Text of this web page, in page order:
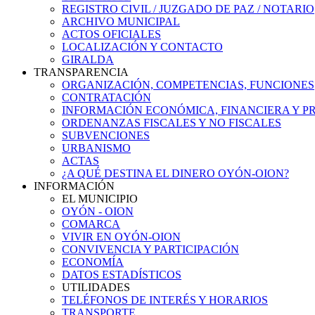
REGISTRO CIVIL / JUZGADO DE PAZ / NOTARIO
ARCHIVO MUNICIPAL
ACTOS OFICIALES
LOCALIZACIÓN Y CONTACTO
GIRALDA
TRANSPARENCIA
ORGANIZACIÓN, COMPETENCIAS, FUNCIONES
CONTRATACIÓN
INFORMACIÓN ECONÓMICA, FINANCIERA Y
ORDENANZAS FISCALES Y NO FISCALES
SUBVENCIONES
URBANISMO
ACTAS
¿A QUÉ DESTINA EL DINERO OYÓN-OION?
INFORMACIÓN
EL MUNICIPIO
OYÓN - OION
COMARCA
VIVIR EN OYÓN-OION
CONVIVENCIA Y PARTICIPACIÓN
ECONOMÍA
DATOS ESTADÍSTICOS
UTILIDADES
TELÉFONOS DE INTERÉS Y HORARIOS
TRANSPORTE